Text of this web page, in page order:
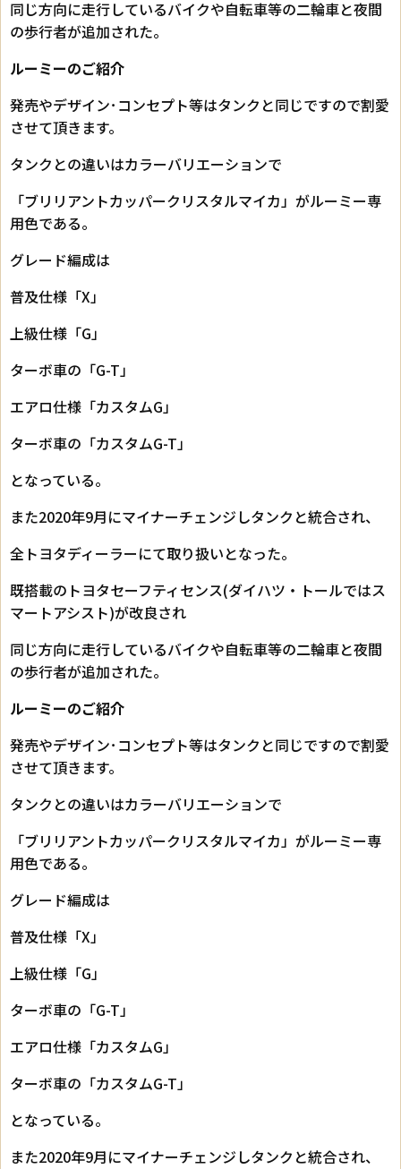
同じ方向に走行しているバイクや自転車等の二輪車と夜間
の歩行者が追加された。
ルーミーのご紹介
発売やデザイン･コンセプト等はタンクと同じですので割愛
させて頂きます。
タンクとの違いはカラーバリエーションで
「ブリリアントカッパークリスタルマイカ」がルーミー専
用色である。
グレード編成は
普及仕様「X」
上級仕様「G」
ターボ車の「G-T」
エアロ仕様「カスタムG」
ターボ車の「カスタムG-T」
となっている。
また2020年9月にマイナーチェンジしタンクと統合され、
全トヨタディーラーにて取り扱いとなった。
既搭載のトヨタセーフティセンス(ダイハツ・トールではス
マートアシスト)が改良され
同じ方向に走行しているバイクや自転車等の二輪車と夜間
の歩行者が追加された。
ルーミーのご紹介
発売やデザイン･コンセプト等はタンクと同じですので割愛
させて頂きます。
タンクとの違いはカラーバリエーションで
「ブリリアントカッパークリスタルマイカ」がルーミー専
用色である。
グレード編成は
普及仕様「X」
上級仕様「G」
ターボ車の「G-T」
エアロ仕様「カスタムG」
ターボ車の「カスタムG-T」
となっている。
また2020年9月にマイナーチェンジしタンクと統合され、